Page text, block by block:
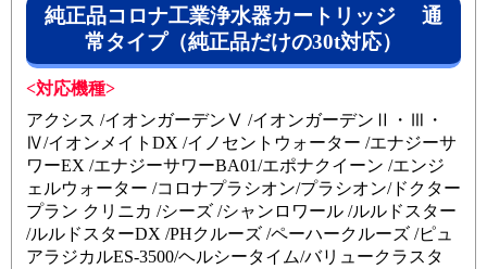
純正品コロナ工業浄水器カートリッジ 通
常タイプ（純正品だけの30t対応）
<対応機種>
アクシス /イオンガーデンⅤ /イオンガーデンⅡ・Ⅲ・
Ⅳ/イオンメイトDX /イノセントウォーター /エナジーサ
ワーEX /エナジーサワーBA01/エポナクイーン /エンジ
ェルウォーター /コロナプラシオン/プラシオン/ドクター
プラン クリニカ /シーズ /シャンロワール /ルルドスター
/ルルドスターDX /PHクルーズ /ペーハークルーズ /ピュ
アラジカルES-3500/ヘルシータイム/バリュークラスタ